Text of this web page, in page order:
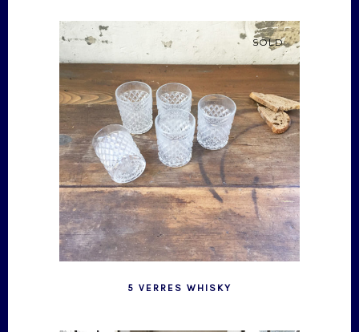
SOLD
5 VERRES WHISKY